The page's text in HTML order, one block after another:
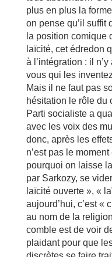
plus en plus la
on pense qu’il suffit
la position comique
laïcité, cet édredon
à l’intégration : il
vous qui les
Mais il ne faut pas
hésitation le rôle du
Parti socialiste a
avec les voix des
donc, après les
n’est pas le
pourquoi on laisse
par Sarkozy, se
laïcité ouverte », «
aujourd’hui, c’est «
au nom de la
comble est de voir
plaidant pour que